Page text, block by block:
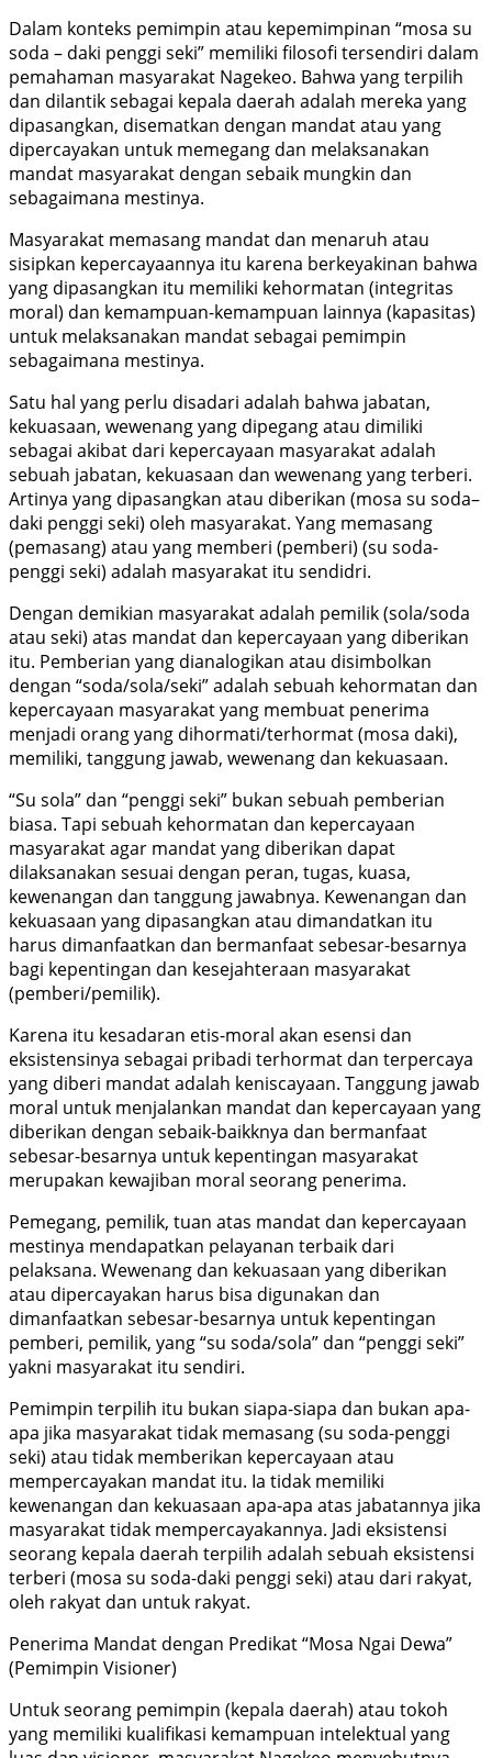
Dalam konteks pemimpin atau kepemimpinan “mosa su
soda – daki penggi seki” memiliki filosofi tersendiri dalam
pemahaman masyarakat Nagekeo. Bahwa yang terpilih
dan dilantik sebagai kepala daerah adalah mereka yang
dipasangkan, disematkan dengan mandat atau yang
dipercayakan untuk memegang dan melaksanakan
mandat masyarakat dengan sebaik mungkin dan
sebagaimana mestinya.
Masyarakat memasang mandat dan menaruh atau
sisipkan kepercayaannya itu karena berkeyakinan bahwa
yang dipasangkan itu memiliki kehormatan (integritas
moral) dan kemampuan-kemampuan lainnya (kapasitas)
untuk melaksanakan mandat sebagai pemimpin
sebagaimana mestinya.
Satu hal yang perlu disadari adalah bahwa jabatan,
kekuasaan, wewenang yang dipegang atau dimiliki
sebagai akibat dari kepercayaan masyarakat adalah
sebuah jabatan, kekuasaan dan wewenang yang terberi.
Artinya yang dipasangkan atau diberikan (mosa su soda–
daki penggi seki) oleh masyarakat. Yang memasang
(pemasang) atau yang memberi (pemberi) (su soda-
penggi seki) adalah masyarakat itu sendidri.
Dengan demikian masyarakat adalah pemilik (sola/soda
atau seki) atas mandat dan kepercayaan yang diberikan
itu. Pemberian yang dianalogikan atau disimbolkan
dengan “soda/sola/seki” adalah sebuah kehormatan dan
kepercayaan masyarakat yang membuat penerima
menjadi orang yang dihormati/terhormat (mosa daki),
memiliki, tanggung jawab, wewenang dan kekuasaan.
“Su sola” dan “penggi seki” bukan sebuah pemberian
biasa. Tapi sebuah kehormatan dan kepercayaan
masyarakat agar mandat yang diberikan dapat
dilaksanakan sesuai dengan peran, tugas, kuasa,
kewenangan dan tanggung jawabnya. Kewenangan dan
kekuasaan yang dipasangkan atau dimandatkan itu
harus dimanfaatkan dan bermanfaat sebesar-besarnya
bagi kepentingan dan kesejahteraan masyarakat
(pemberi/pemilik).
Karena itu kesadaran etis-moral akan esensi dan
eksistensinya sebagai pribadi terhormat dan terpercaya
yang diberi mandat adalah keniscayaan. Tanggung jawab
moral untuk menjalankan mandat dan kepercayaan yang
diberikan dengan sebaik-baikknya dan bermanfaat
sebesar-besarnya untuk kepentingan masyarakat
merupakan kewajiban moral seorang penerima.
Pemegang, pemilik, tuan atas mandat dan kepercayaan
mestinya mendapatkan pelayanan terbaik dari
pelaksana. Wewenang dan kekuasaan yang diberikan
atau dipercayakan harus bisa digunakan dan
dimanfaatkan sebesar-besarnya untuk kepentingan
pemberi, pemilik, yang “su soda/sola” dan “penggi seki”
yakni masyarakat itu sendiri.
Pemimpin terpilih itu bukan siapa-siapa dan bukan apa-
apa jika masyarakat tidak memasang (su soda-penggi
seki) atau tidak memberikan kepercayaan atau
mempercayakan mandat itu. Ia tidak memiliki
kewenangan dan kekuasaan apa-apa atas jabatannya jika
masyarakat tidak mempercayakannya. Jadi eksistensi
seorang kepala daerah terpilih adalah sebuah eksistensi
terberi (mosa su soda-daki penggi seki) atau dari rakyat,
oleh rakyat dan untuk rakyat.
Penerima Mandat dengan Predikat “Mosa Ngai Dewa”
(Pemimpin Visioner)
Untuk seorang pemimpin (kepala daerah) atau tokoh
yang memiliki kualifikasi kemampuan intelektual yang